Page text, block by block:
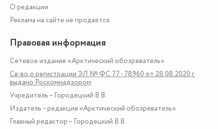
О редакции
Реклама на сайте не продаётся
Правовая информация
Сетевое издание «Арктический обозреватель»
Св-во о регистрации ЭЛ № ФС 77 - 78960 от 28.08.2020 г.
выдано Роскомнадзором
Учредитель – Городецкий В.В.
Издатель – редакция «Арктический обозреватель»
Главный редактор – Городецкий В.В.